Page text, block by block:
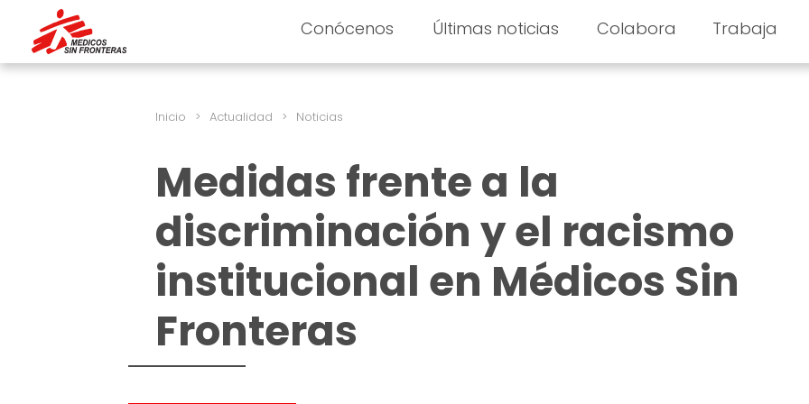
Conócenos Últimas noticias Colabora Trabaja
Inicio > Actualidad > Noticias
Medidas frente a la
discriminación y el racismo
institucional en Médicos Sin
Fronteras